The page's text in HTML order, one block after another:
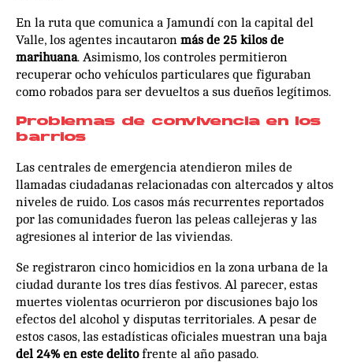
En la ruta que comunica a Jamundí con la capital del
Valle, los agentes incautaron más de 25 kilos de
marihuana. Asimismo, los controles permitieron
recuperar ocho vehículos particulares que figuraban
como robados para ser devueltos a sus dueños legítimos.
Problemas de convivencia en los
barrios
Las centrales de emergencia atendieron miles de
llamadas ciudadanas relacionadas con altercados y altos
niveles de ruido. Los casos más recurrentes reportados
por las comunidades fueron las peleas callejeras y las
agresiones al interior de las viviendas.
Se registraron cinco homicidios en la zona urbana de la
ciudad durante los tres días festivos. Al parecer, estas
muertes violentas ocurrieron por discusiones bajo los
efectos del alcohol y disputas territoriales. A pesar de
estos casos, las estadísticas oficiales muestran una baja
del 24% en este delitofrente al año pasado.